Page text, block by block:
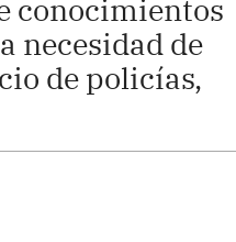
conocimientos
necesidad de
de policías,